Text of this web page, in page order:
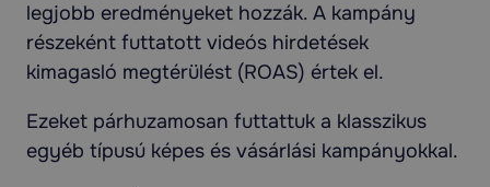
legjobb eredményeket hozzák. A kampány
részeként futtatott videós hirdetések
kimagasló megtérülést (ROAS) értek el.
Ezeket párhuzamosan futtattuk a klasszikus
egyéb típusú képes és vásárlási kampányokkal.